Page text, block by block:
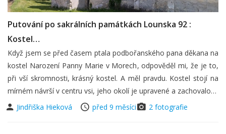
Putování po sakrálních památkách Lounska 92 :
Kostel…
Když jsem se před časem ptala podbořanského pana děkana na
kostel Narození Panny Marie v Morech, odpověděl mi, že je to,
při vší skromnosti, krásný kostel. A měl pravdu. Kostel stojí na
mírném návrší v centru vsi, jeho okolí je upravené a zachovalo…
Jindřiška Hieková
před 9 měsíci 2 fotografie